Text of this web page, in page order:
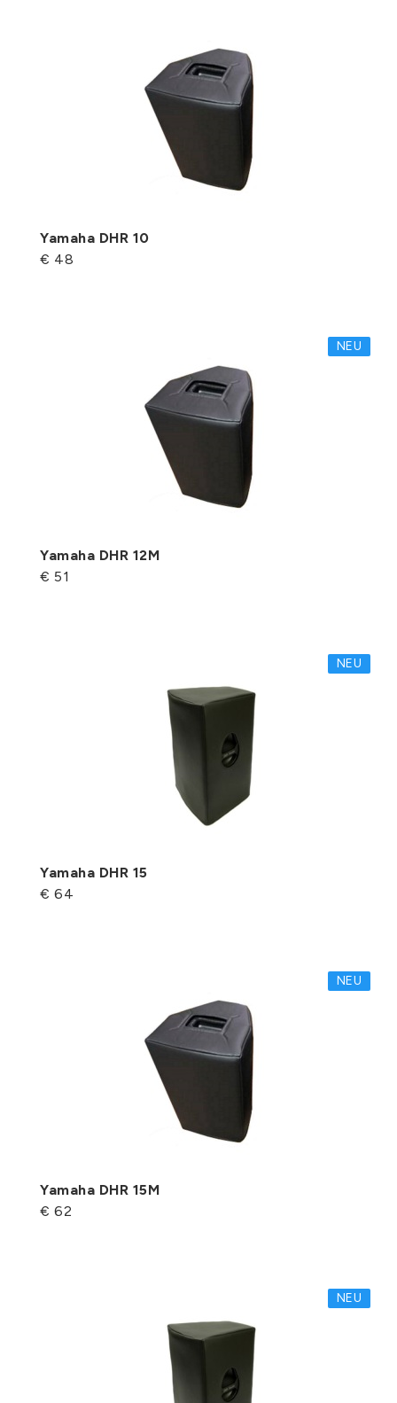
Yamaha DHR 10
€ 48
NEU
Yamaha DHR 12M
€ 51
NEU
Yamaha DHR 15
€ 64
NEU
Yamaha DHR 15M
€ 62
NEU